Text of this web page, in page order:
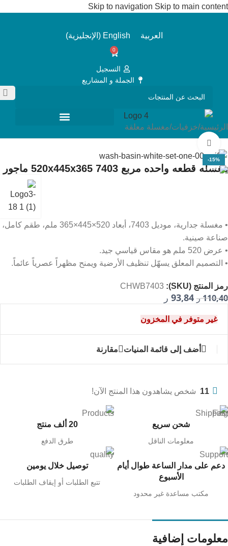
Skip to navigation Skip to main content
العربية English
( الإنجليزية)
0
التسجيل
الجملة و المشاريع
الرئيسية/خزفيات/مغسلة معلقة
-15%
مغسله قطعه واحده مربع 7403 520x445x365 ماجور
• مغسلة جدارية، موديل 7403، أبعاد 520×445×365 ملم، طقم كامل،
صناعة صينية.
• عرض 520 ملم هو مقاس قياسي جيد.
• التصميم المعلق يسهّل تنظيف الأرضية ويمنح مظهراً عصرياً عائماً.
رمز المنتج (SKU): CHWB7403
110,40 ر 93,84 ر
غير متوفر في المخزون
أضف إلى قائمة المنيات مقارنة
11 شخص يشاهدون هذا المنتج الآن!
شحن سريع
معلومات الناقل
20 ألف منتج
طرق الدفع
دعم على مدار الساعة طوال أيام
الأسبوع
مكتب مساعدة غير محدود
توصيل خلال يومين
تتبع الطلبات أو إيقاف الطلبات
معلومات إضافية